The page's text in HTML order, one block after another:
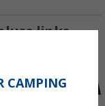
links
CAMPING